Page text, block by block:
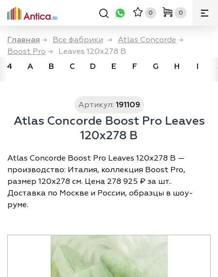
0 0
Главная → Все фабрики → Atlas Concorde →
Boost Pro →
Leaves 120x278 B
4
A B C D E F G H I
Артикул: 191109
Atlas Concorde Boost Pro Leaves
120x278 B
Atlas Concorde Boost Pro Leaves 120x278 B —
производство: Италия, коллекция Boost Pro,
размер 120х278 см. Цена 278 925 ₽ за шт..
Доставка по Москве и России, образцы в шоу-
руме.